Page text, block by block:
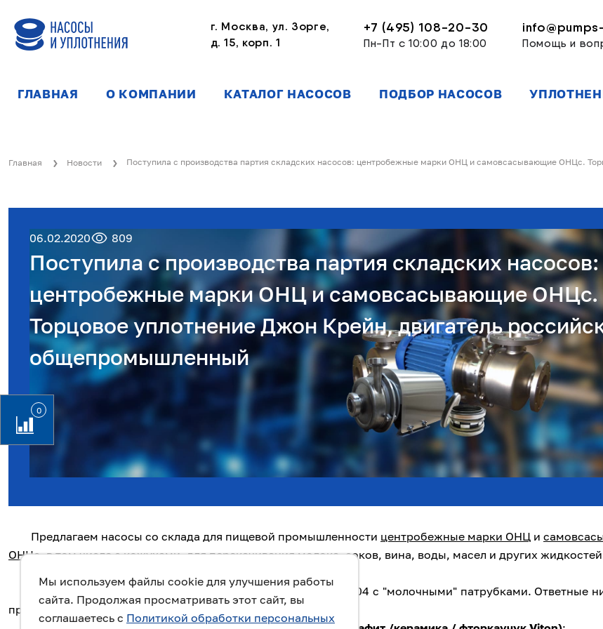
Мы используем файлы cookie для улучшения работы
сайта. Продолжая просматривать этот сайт, вы
соглашаетесь с Политикой обработки персональных
0
г. Москва, ул. Зорге,
д. 15, корп. 1
+7 (495) 108-20-30
Пн-Пт с 10:00 до 18:00 Помощь и
ГЛАВНАЯ О КОМПАНИИ КАТАЛОГ НАСОСОВ ПОДБОР НАСОСОВ
Главная Новости Поступила с производства партия складских насосов: центробежные марки ОНЦ и самовсасывающие ОНЦс.
06.02.2020 809
Поступила с производства партия складских насосов:
центробежные марки ОНЦ и самовсасывающие ОНЦс.
Торцовое уплотнение Джон Крейн, двигатель
общепромышленный
Предлагаем насосы со склада для пищевой промышленности центробежные марки ОНЦ и
ОНЦс, в том числе с кожухами, для перекачивания молока, соков, вина, воды, масел и других
- проточную часть из пищевой нержавеющей стали AISI 304 с "молочными" патрубками. Ответные
приварку и гайки входят в комплект;